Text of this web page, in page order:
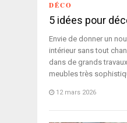
DÉCO
5 idées pour
Envie de donner un
intérieur sans tout
dans de grands
meubles très
12 mars 2026